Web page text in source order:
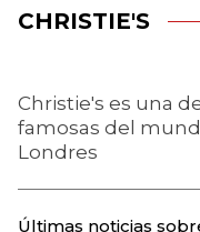
CHRISTIE'S
Christie's es una
famosas del
Londres
Últimas noticias